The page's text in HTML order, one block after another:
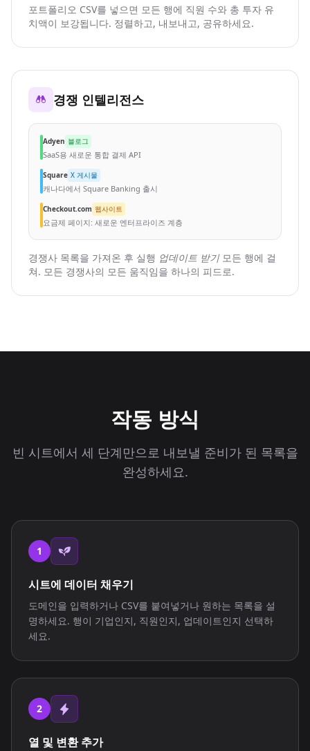
포트폴리오 CSV를 넣으면 모든 행에 직원 수와 총 투자 유
치액이 보강됩니다. 정렬하고, 내보내고, 공유하세요.
경쟁 인텔리전스
Adyen 블로그
SaaS용 새로운 통합 결제 API
Square X 게시물
캐나다에서 Square Banking 출시
Checkout.com 웹사이트
요금제 페이지: 새로운 엔터프라이즈 계층
경쟁사 목록을 가져온 후 실행 업데이트 받기모든 행에 걸
쳐. 모든 경쟁사의 모든 움직임을 하나의 피드로.
작동 방식
빈 시트에서 세 단계만으로 내보낼 준비가 된 목록을
완성하세요.
1
시트에 데이터 채우기
도메인을 입력하거나 CSV를 붙여넣거나 원하는 목록을 설
명하세요. 행이 기업인지, 직원인지, 업데이트인지 선택하
세요.
2
열 및 변환 추가